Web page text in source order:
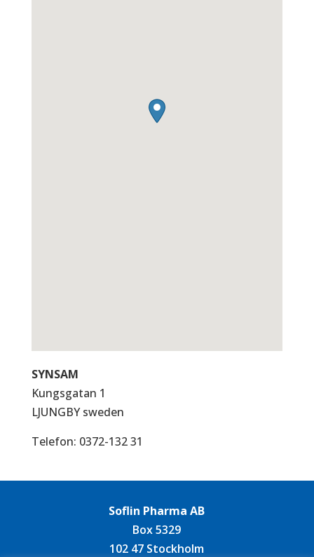
SYNSAM
Kungsgatan 1
LJUNGBYsweden
Telefon: 0372-132 31
Soflin Pharma AB
Box 5329
102 47 Stockholm